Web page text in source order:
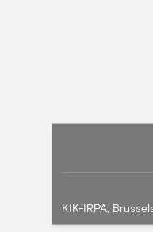
KIK-IRPA,